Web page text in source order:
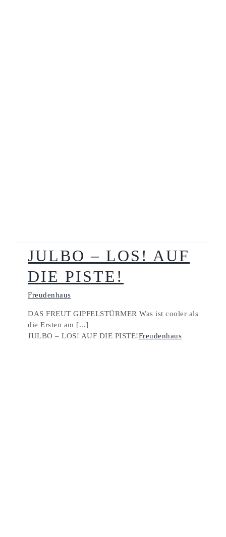
JULBO – LOS! AUF
DIE PISTE!
Freudenhaus
DAS FREUT GIPFELSTÜRMER Was ist cooler als
die Ersten am [...]
JULBO – LOS! AUF DIE PISTE!Freudenhaus